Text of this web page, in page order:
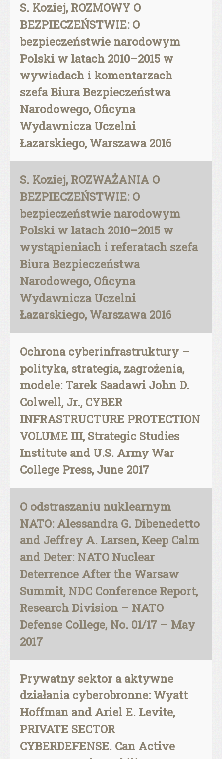
S. Koziej, ROZMOWY O
BEZPIECZEŃSTWIE: O
bezpieczeństwie narodowym
Polski w latach 2010–2015 w
wywiadach i komentarzach
szefa Biura Bezpieczeństwa
Narodowego, Oficyna
Wydawnicza Uczelni
Łazarskiego, Warszawa 2016
S. Koziej, ROZWAŻANIA O
BEZPIECZEŃSTWIE: O
bezpieczeństwie narodowym
Polski w latach 2010–2015 w
wystąpieniach i referatach szefa
Biura Bezpieczeństwa
Narodowego, Oficyna
Wydawnicza Uczelni
Łazarskiego, Warszawa 2016
Ochrona cyberinfrastruktury –
polityka, strategia, zagrożenia,
modele: Tarek Saadawi John D.
Colwell, Jr., CYBER
INFRASTRUCTURE PROTECTION
VOLUME III, Strategic Studies
Institute and U.S. Army War
College Press, June 2017
O odstraszaniu nuklearnym
NATO: Alessandra G. Dibenedetto
and Jeffrey A. Larsen, Keep Calm
and Deter: NATO Nuclear
Deterrence After the Warsaw
Summit, NDC Conference Report,
Research Division – NATO
Defense College, No. 01/17 – May
2017
Prywatny sektor a aktywne
działania cyberobronne: Wyatt
Hoffman and Ariel E. Levite,
PRIVATE SECTOR
CYBERDEFENSE. Can Active